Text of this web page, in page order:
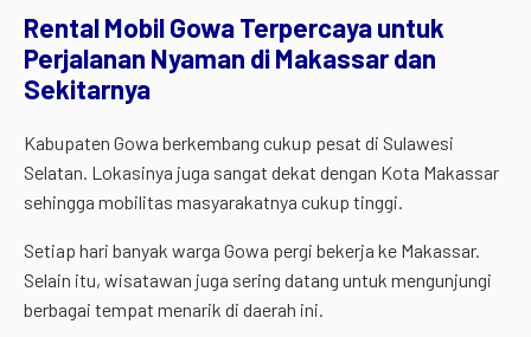
RentalMobilGowaTerpercayauntuk
Perjalanan Nyaman diMakassardan
Sekitarnya
Kabupaten Gowa berkembang cukup pesat di Sulawesi
Selatan. Lokasinya juga sangat dekat dengan Kota Makassar
sehingga mobilitas masyarakatnya cukup tinggi.
Setiap hari banyak warga Gowa pergi bekerja ke Makassar.
Selain itu, wisatawan juga sering datang untuk mengunjungi
berbagai tempat menarik di daerah ini.